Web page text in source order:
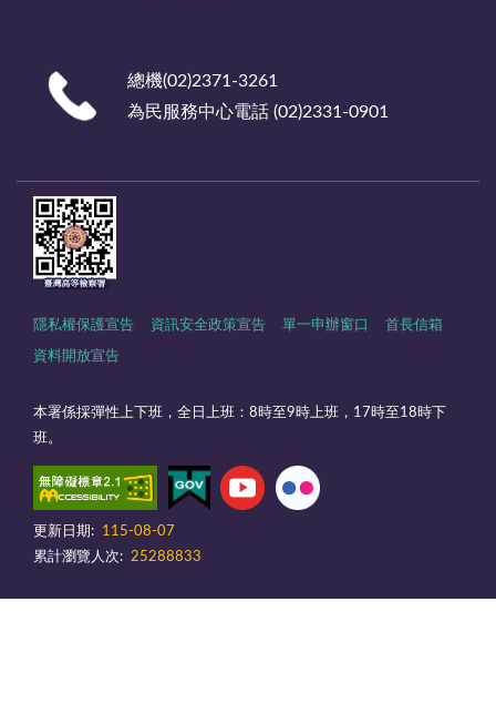
總機(02)2371-3261
為民服務中心電話 (02)2331-0901
隱私權保護宣告 資訊安全政策宣告 單一申辦窗口 首長信箱
資料開放宣告
本署係採彈性上下班，全日上班：8時至9時上班，17時至18時下
班。
更新日期:
115-08-07
累計瀏覽人次: 25288833